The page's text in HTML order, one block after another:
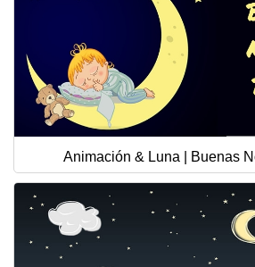
Animación & Luna | Buenas